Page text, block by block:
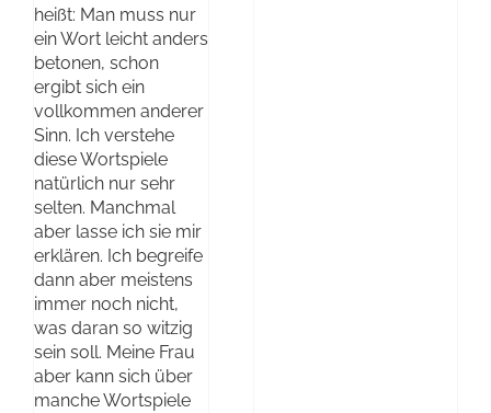
heißt: Man muss nur
ein Wort leicht anders
betonen, schon
ergibt sich ein
vollkommen anderer
Sinn. Ich verstehe
diese Wortspiele
natürlich nur sehr
selten. Manchmal
aber lasse ich sie mir
erklären. Ich begreife
dann aber meistens
immer noch nicht,
was daran so witzig
sein soll. Meine Frau
aber kann sich über
manche Wortspiele